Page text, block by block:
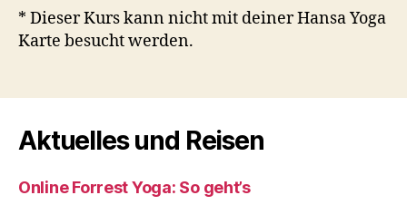
* Dieser Kurs kann nicht mit deiner Hansa Yoga
Karte besucht werden.
Aktuelles und Reisen
Online Forrest Yoga: So geht’s